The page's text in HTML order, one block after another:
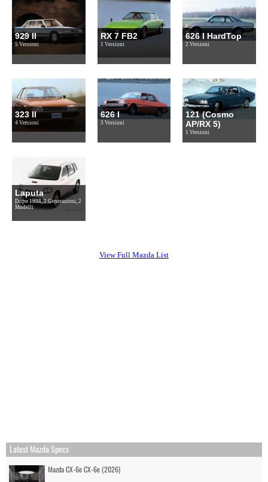
929 II
5 Versioni
RX 7 FB2
1 Versioni
626 I HardTop
2 Versioni
323 II
4 Versioni
626 I
3 Versioni
121 (Cosmo
AP/RX 5)
1 Versioni
Laputa
Dopo 1998, 2 Generazioni, 2
Modelli
View Full Mazda List
Latest Mazda Specs
Mazda CX-6e CX-6e (2026)